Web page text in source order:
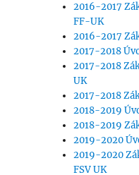
2016-2017
FF-UK
2016-2017
2017-2018
2017-2018
UK
2017-2018
2018-2019
2018-2019
2019-2020
2019-2020
FSV UK